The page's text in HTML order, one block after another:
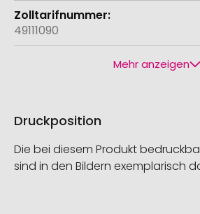
49111090
Mehr anzeigen
Druckposition
Die bei diesem Produkt
sind in den Bildern exemplarisch